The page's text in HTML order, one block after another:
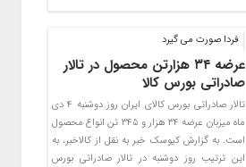
فردا صورت می گیرد
عرضه ۳۴ هزارتن محصول در تالار
صادراتی بورس کالا
تالار صادراتی بورس کالای ایران روز دوشنبه ۴ دی
ماه میزبان عرضه ۳۴ هزار و ۳۴۵ تن انواع محصول
است. به گزارش کیوسک خبر به نقل از کالاخبر، به
این ترتیب روز دوشنبه در تالار صادراتی بورس